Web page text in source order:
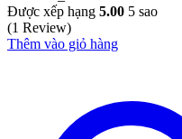
Được xếp hạng 5.00 5 sao
(1 Review)
Thêm vào giỏ hàng